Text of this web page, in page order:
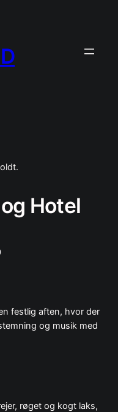
Hotel
festlig aften, hvor der
og musik med
røget og kogt laks,